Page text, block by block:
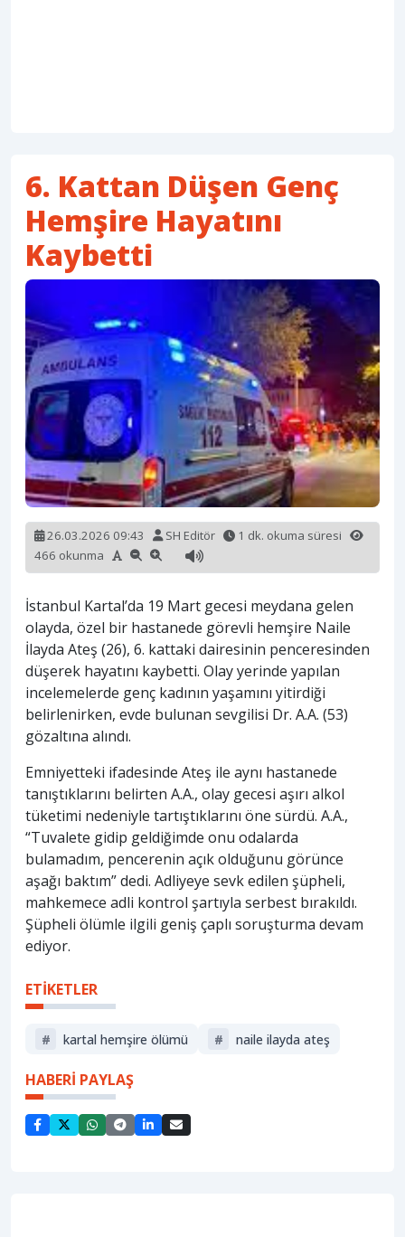
6. Kattan Düşen Genç
Hemşire Hayatını
Kaybetti
26.03.2026 09:43 SH Editör
1 dk. okuma süresi
466 okunma
İstanbul Kartal’da 19 Mart gecesi meydana gelen
olayda, özel bir hastanede görevli hemşire Naile
İlayda Ateş (26), 6. kattaki dairesinin penceresinden
düşerek hayatını kaybetti. Olay yerinde yapılan
incelemelerde genç kadının yaşamını yitirdiği
belirlenirken, evde bulunan sevgilisi Dr. A.A. (53)
gözaltına alındı.
Emniyetteki ifadesinde Ateş ile aynı hastanede
tanıştıklarını belirten A.A., olay gecesi aşırı alkol
tüketimi nedeniyle tartıştıklarını öne sürdü. A.A.,
“Tuvalete gidip geldiğimde onu odalarda
bulamadım, pencerenin açık olduğunu görünce
aşağı baktım” dedi. Adliyeye sevk edilen şüpheli,
mahkemece adli kontrol şartıyla serbest bırakıldı.
Şüpheli ölümle ilgili geniş çaplı soruşturma devam
ediyor.
ETİKETLER
# kartal hemşire ölümü # naile ilayda ateş
HABERİ PAYLAŞ